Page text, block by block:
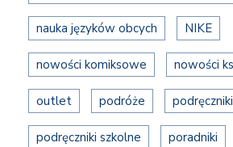
nauka języków obcych NIKE
nowości komiksowe nowości
outlet podróże
podręczniki szkolne poradniki